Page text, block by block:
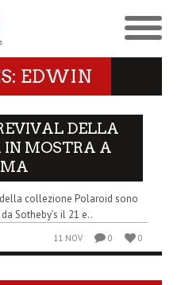
EDWIN
DELLA
MOSTRA A
collezione Polaroid sono
Sotheby’s il 21 e..
11 NOV 0 0